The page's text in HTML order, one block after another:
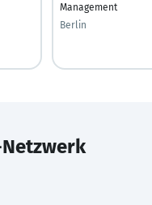
Management
Berlin
Netzwerk